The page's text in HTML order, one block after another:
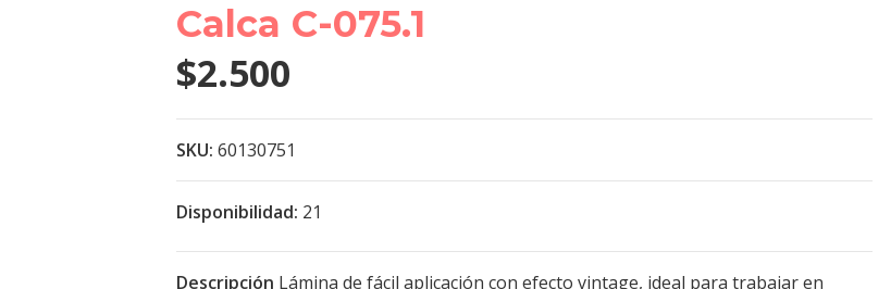
Calca C-075.1
$2.500
SKU: 60130751
Disponibilidad: 21
Descripción Lámina de fácil aplicación con efecto vintage, ideal para trabajar en